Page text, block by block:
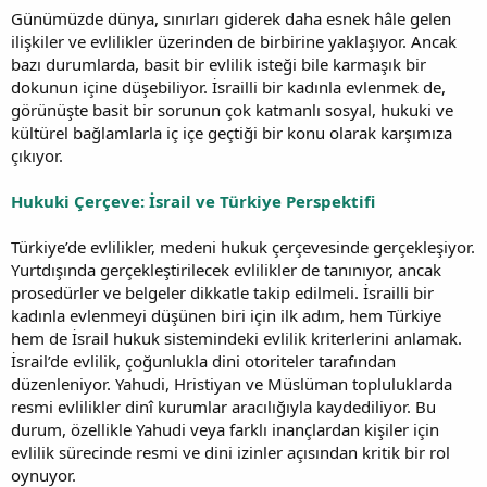
a
n
i
h
i
Günümüzde dünya, sınırları giderek daha esnek hâle gelen
ilişkiler ve evlilikler üzerinden de birbirine yaklaşıyor. Ancak
bazı durumlarda, basit bir evlilik isteği bile karmaşık bir
dokunun içine düşebiliyor. İsrailli bir kadınla evlenmek de,
görünüşte basit bir sorunun çok katmanlı sosyal, hukuki ve
kültürel bağlamlarla iç içe geçtiği bir konu olarak karşımıza
çıkıyor.
Hukuki Çerçeve: İsrail ve Türkiye Perspektifi
Türkiye’de evlilikler, medeni hukuk çerçevesinde gerçekleşiyor.
Yurtdışında gerçekleştirilecek evlilikler de tanınıyor, ancak
prosedürler ve belgeler dikkatle takip edilmeli. İsrailli bir
kadınla evlenmeyi düşünen biri için ilk adım, hem Türkiye
hem de İsrail hukuk sistemindeki evlilik kriterlerini anlamak.
İsrail’de evlilik, çoğunlukla dini otoriteler tarafından
düzenleniyor. Yahudi, Hristiyan ve Müslüman topluluklarda
resmi evlilikler dinî kurumlar aracılığıyla kaydediliyor. Bu
durum, özellikle Yahudi veya farklı inançlardan kişiler için
evlilik sürecinde resmi ve dini izinler açısından kritik bir rol
oynuyor.